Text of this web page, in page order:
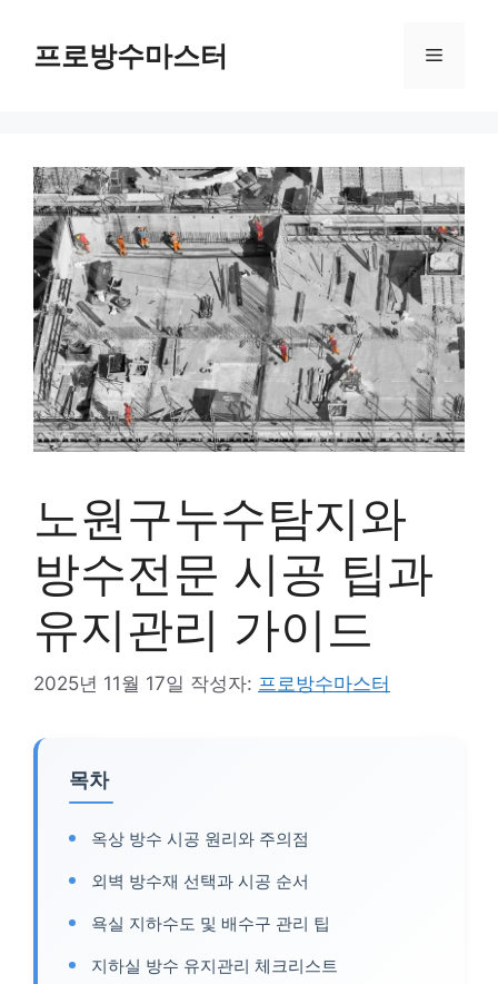
프로방수마스터 메
노원구누수탐지와
방수전문 시공 팁과
유지관리 가이드
2025년 11월 17일 작성자: 프로방수마스터
목차
옥상 방수 시공 원리와 주의점
외벽 방수재 선택과 시공 순서
욕실 지하수도 및 배수구 관리 팁
지하실 방수 유지관리 체크리스트